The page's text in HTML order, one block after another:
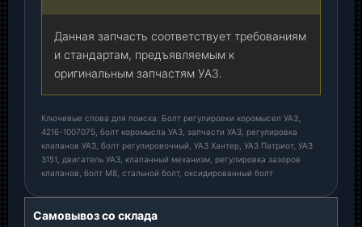
Данная запчасть соответствует требованиям
и стандартам, предъявляемым к
оригинальным запчастям УАЗ.
Ключевые слова для поиска: Болт регулировки коромысел УАЗ,
4216-1007075, болт коромысла УАЗ, запчасти УАЗ, регулировка
клапанов УАЗ, болт регулировочный, УАЗ Хантер, УАЗ Патриот, УАЗ
3151, двигатель УАЗ, клапанный механизм, регулировка зазоров
клапанов, болт М8, стальной болт, оксидированный болт
Самовывоз со склада